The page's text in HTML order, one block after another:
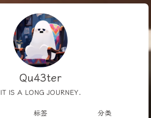
Qu43ter
IT IS A LONG JOURNEY.
标签 分类